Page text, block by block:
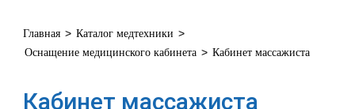
Главная > Каталог медтехники >
Оснащение медицинского кабинета > Кабинет массажиста
Кабинет массажиста